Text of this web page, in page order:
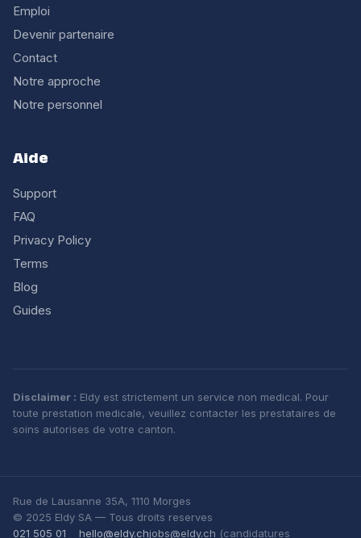
Emploi
Devenir partenaire
Contact
Notre approche
Notre personnel
Aide
Support
FAQ
Privacy Policy
Terms
Blog
Guides
Disclaimer : Eldy est strictement un service non medical. Pour
toute prestation medicale, veuillez contacter les prestataires de
soins autorises de votre canton.
Rue de Lausanne 35A, 1110 Morges
© 2025 Eldy SA — Tous droits reserves
021 505 01
hello@eldy.chjobs@eldy.ch (candidatures